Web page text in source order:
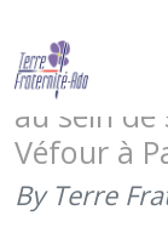
Le chef
blessé,
au sein
Véfour à
By Terre